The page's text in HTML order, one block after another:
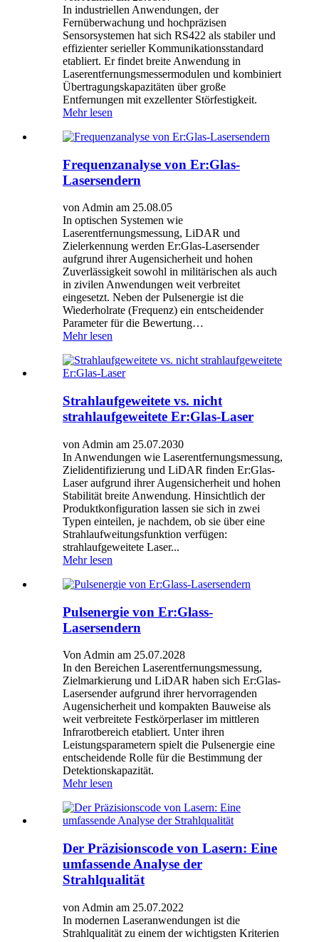
In industriellen Anwendungen, der
Fernüberwachung und hochpräzisen
Sensorsystemen hat sich RS422 als stabiler und
effizienter serieller Kommunikationsstandard
etabliert. Er findet breite Anwendung in
Laserentfernungsmessermodulen und kombiniert
Übertragungskapazitäten über große
Entfernungen mit exzellenter Störfestigkeit.
Mehr lesen
Frequenzanalyse von Er:Glas-
Lasersendern
von Admin am 25.08.05
In optischen Systemen wie
Laserentfernungsmessung, LiDAR und
Zielerkennung werden Er:Glas-Lasersender
aufgrund ihrer Augensicherheit und hohen
Zuverlässigkeit sowohl in militärischen als auch
in zivilen Anwendungen weit verbreitet
eingesetzt. Neben der Pulsenergie ist die
Wiederholrate (Frequenz) ein entscheidender
Parameter für die Bewertung…
Mehr lesen
Strahlaufgeweitete vs. nicht
strahlaufgeweitete Er:Glas-Laser
von Admin am 25.07.2030
In Anwendungen wie Laserentfernungsmessung,
Zielidentifizierung und LiDAR finden Er:Glas-
Laser aufgrund ihrer Augensicherheit und hohen
Stabilität breite Anwendung. Hinsichtlich der
Produktkonfiguration lassen sie sich in zwei
Typen einteilen, je nachdem, ob sie über eine
Strahlaufweitungsfunktion verfügen:
strahlaufgeweitete Laser...
Mehr lesen
Pulsenergie von Er:Glass-
Lasersendern
Von Admin am 25.07.2028
In den Bereichen Laserentfernungsmessung,
Zielmarkierung und LiDAR haben sich Er:Glas-
Lasersender aufgrund ihrer hervorragenden
Augensicherheit und kompakten Bauweise als
weit verbreitete Festkörperlaser im mittleren
Infrarotbereich etabliert. Unter ihren
Leistungsparametern spielt die Pulsenergie eine
entscheidende Rolle für die Bestimmung der
Detektionskapazität.
Mehr lesen
Der Präzisionscode von Lasern: Eine
umfassende Analyse der
Strahlqualität
von Admin am 25.07.2022
In modernen Laseranwendungen ist die
Strahlqualität zu einem der wichtigsten Kriterien